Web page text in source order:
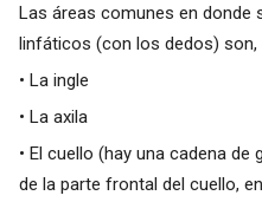
Las áreas comunes en donde
linfáticos (con los dedos) son,
• La ingle
• La axila
• El cuello (hay una cadena
de la parte frontal del cuello,